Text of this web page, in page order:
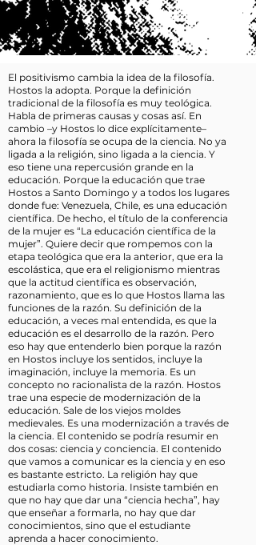
El positivismo cambia la idea de la filosofía.
Hostos la adopta. Porque la definición
tradicional de la filosofía es muy teológica.
Habla de primeras causas y cosas así. En
cambio –y Hostos lo dice explícitamente–
ahora la filosofía se ocupa de la ciencia. No ya
ligada a la religión, sino ligada a la ciencia. Y
eso tiene una repercusión grande en la
educación. Porque la educación que trae
Hostos a Santo Domingo y a todos los lugares
donde fue: Venezuela, Chile, es una educación
científica. De hecho, el título de la conferencia
de la mujer es “La educación científica de la
mujer”. Quiere decir que rompemos con la
etapa teológica que era la anterior, que era la
escolástica, que era el religionismo mientras
que la actitud científica es observación,
razonamiento, que es lo que Hostos llama las
funciones de la razón. Su definición de la
educación, a veces mal entendida, es que la
educación es el desarrollo de la razón. Pero
eso hay que entenderlo bien porque la razón
en Hostos incluye los sentidos, incluye la
imaginación, incluye la memoria. Es un
concepto no racionalista de la razón. Hostos
trae una especie de modernización de la
educación. Sale de los viejos moldes
medievales. Es una modernización a través de
la ciencia. El contenido se podría resumir en
dos cosas: ciencia y conciencia. El contenido
que vamos a comunicar es la ciencia y en eso
es bastante estricto. La religión hay que
estudiarla como historia. Insiste también en
que no hay que dar una “ciencia hecha”, hay
que enseñar a formarla, no hay que dar
conocimientos, sino que el estudiante
aprenda a hacer conocimiento.